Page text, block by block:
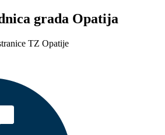
grada Opatija
TZ Opatije